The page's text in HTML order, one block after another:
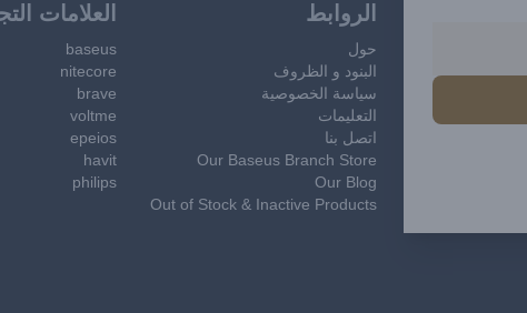
الروابط
حول
البنود و الظروف
سياسة الخصوصية
التعليمات
اتصل بنا
Our Baseus Branch Store
Our Blog
Out of Stock & Inactive Products
العلامات
baseus
nitecore
brave
voltme
epeios
havit
philips